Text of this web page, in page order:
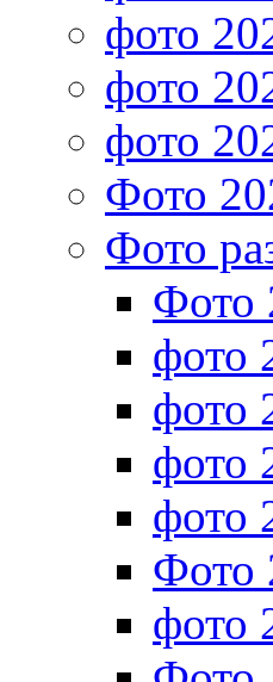
фото
фото
фото
Фото
Фото
Фото
фото
фото
фото
фото
Фото
фото